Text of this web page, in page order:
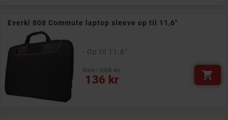
Everki 808 Commute laptop sleeve op til 11,6"
- Op til 11.6"
136 kr
Pris 